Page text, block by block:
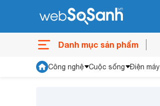
Danh mục sản phẩm
Công nghệ Cuộc sống Điện máy